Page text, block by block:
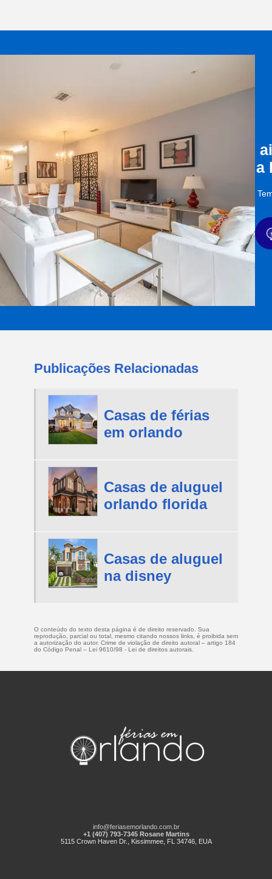
a
Publicações Relacionadas
Casas de férias
em orlando
Casas de aluguel
orlando florida
Casas de aluguel
na disney
O conteúdo do texto desta página é de direito reservado. Sua
reprodução, parcial ou total, mesmo citando nossos links, é proibida sem
a autorização do autor. Crime de violação de direito autoral – artigo 184
do Código Penal – Lei 9610/98 - Lei de direitos autorais
info@feriasemorlando.com.br
+1 (407) 793-7345 Rosane Martins
5115 Crown Haven Dr., Kissimmee, FL 34746, EUA